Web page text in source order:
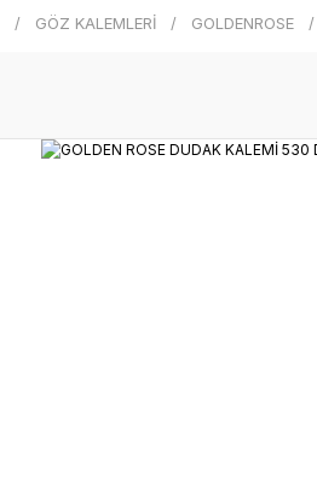
GÖZ KALEMLERİ GOLDENROSE